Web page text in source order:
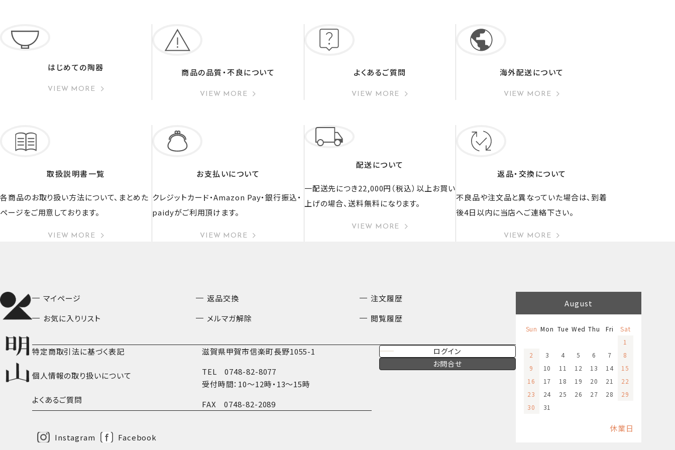
はじめての陶器
VIEW MORE
商品の品質・不良について
VIEW MORE
よくあるご質問
VIEW MORE
海外配送について
VIEW MORE
取扱説明書一覧
各商品のお取り扱い方法について、まとめた
ページをご用意しております。
VIEW MORE
お支払いについて
クレジットカード・Amazon Pay・銀行振込・
paidyがご利用頂けます。
VIEW MORE
配送について
一配送先につき22,000円（税込）以上お買い
上げの場合、送料無料になります。
VIEW MORE
返品・交換について
不良品や注文品と異なっていた場合は、到着
後4日以内に当店へご連絡下さい。
VIEW MORE
マイページ 返品交換
注文履歴
お気に入りリスト
メルマガ解除 閲覧履歴
特定商取引法に基づく表記
個人情報の取り扱いについて
よくあるご質問
滋賀県甲賀市信楽町長野1055-1
TEL0748-82-8077
受付時間：10〜12時・13〜15時
FAX0748-82-2089
ログイン
お問合せ
Instagram Facebook
August
Sun Mon Tue Wed Thu Fri
Sat
1
2
3 4 5 6 7
8
9
10 11 12 13 14
15
16
17 18 19 20 21
22
23
24 25 26 27 28
29
30
31
休業日